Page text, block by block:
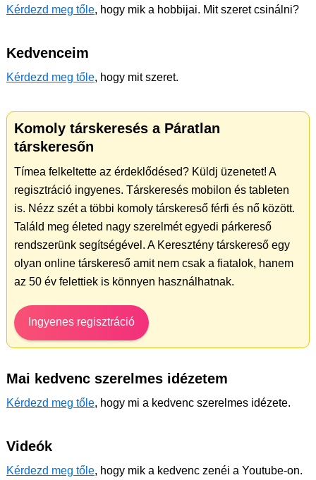
Kérdezd meg tőle, hogy mik a hobbijai. Mit szeret csinálni?
Kedvenceim
Kérdezd meg tőle, hogy mit szeret.
Komoly társkeresés a Páratlan
társkeresőn
Tímea felkeltette az érdeklődésed? Küldj üzenetet! A
regisztráció ingyenes. Társkeresés mobilon és tableten
is. Nézz szét a többi komoly társkereső férfi és nő között.
Találd meg életed nagy szerelmét egyedi párkereső
rendszerünk segítségével. A Keresztény társkereső egy
olyan online társkereső amit nem csak a fiatalok, hanem
az 50 év felettiek is könnyen használhatnak.
Ingyenes regisztráció
Mai kedvenc szerelmes idézetem
Kérdezd meg tőle, hogy mi a kedvenc szerelmes idézete.
Videók
Kérdezd meg tőle, hogy mik a kedvenc zenéi a Youtube-on.